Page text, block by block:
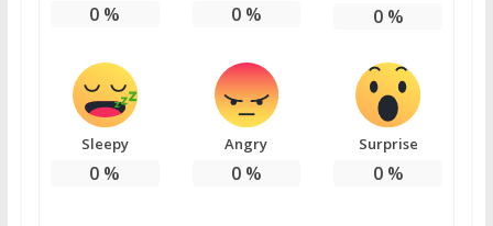
0 % 0% 0%
Sleepy
0 %
Angry
0%
Surprise
0%